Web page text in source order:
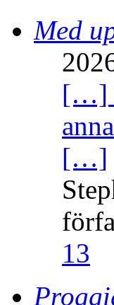
Med
[…]
[…]
13